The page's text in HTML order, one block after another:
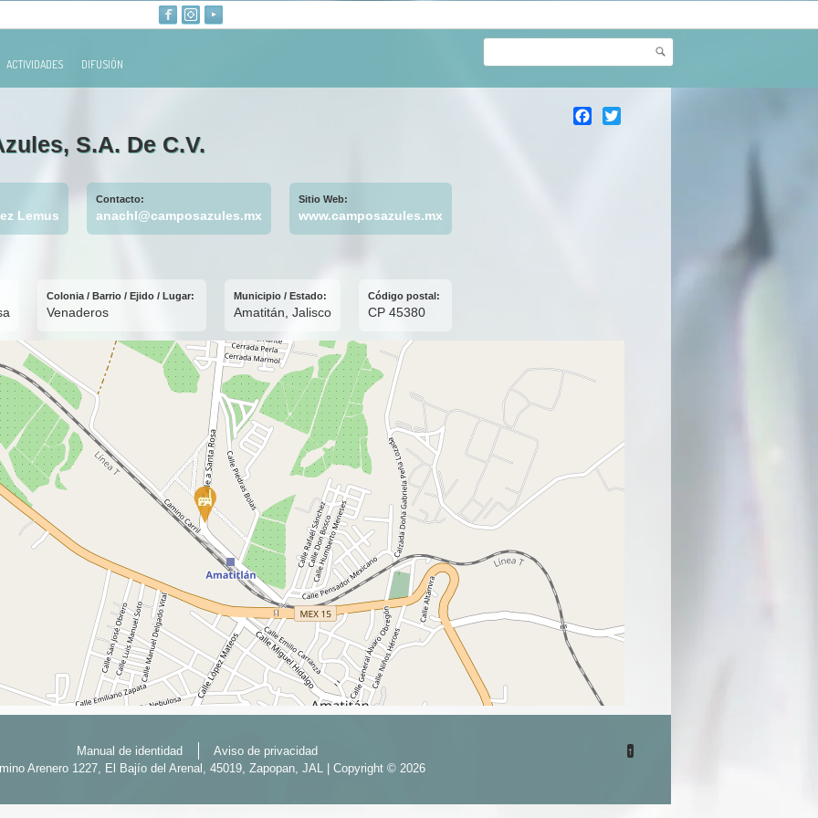
ACTIVIDADES DIFUSIÓN
Buscar
Facebook
S.A. De C.V.
Lemus
Contacto:
anachl@camposazules.mx
Sitio Web:
www.camposazules.mx
Colonia / Barrio / Ejido / Lugar:
Venaderos
Municipio / Estado:
Amatitán, Jalisco
Código postal:
CP 45380
↑
Manual de identidad
Aviso de privacidad
Arenero 1227, El Bajío del Arenal, 45019, Zapopan, JAL | Copyright © 2026